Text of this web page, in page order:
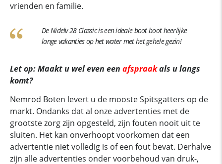
vrienden en familie.
De Nidelv 28 Classic is een ideale boot boot heerlijke
lange vakanties op het water met het gehele gezin!
Let op: Maakt u wel even een afspraakals u langs
komt?
Nemrod Boten levert u de mooste Spitsgatters op de
markt. Ondanks dat al onze advertenties met de
grootste zorg zijn opgesteld, zijn fouten nooit uit te
sluiten. Het kan onverhoopt voorkomen dat een
advertentie niet volledig is of een fout bevat. Derhalve
zijn alle advertenties onder voorbehoud van druk-,